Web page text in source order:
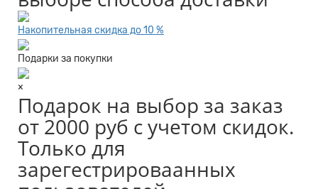
Накопительная скидка до 10 %
Подарки за покупки
×
Подарок на выбор за заказ
от 2000 руб с учетом скидок.
Только для
зарегестрироваанных